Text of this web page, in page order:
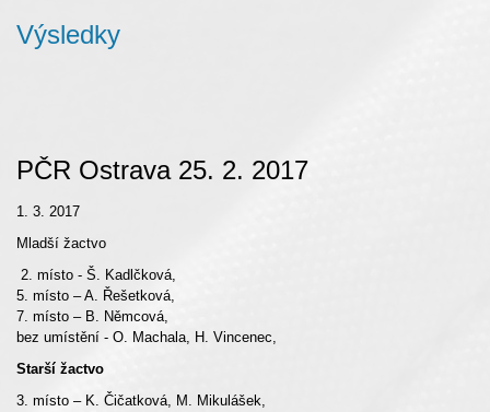
Výsledky
PČR Ostrava 25. 2. 2017
1. 3. 2017
Mladší žactvo
2. místo - Š. Kadlčková,
5. místo – A. Řešetková,
7. místo – B. Němcová,
bez umístění - O. Machala, H. Vincenec,
Starší žactvo
3. místo – K. Čičatková, M. Mikulášek,